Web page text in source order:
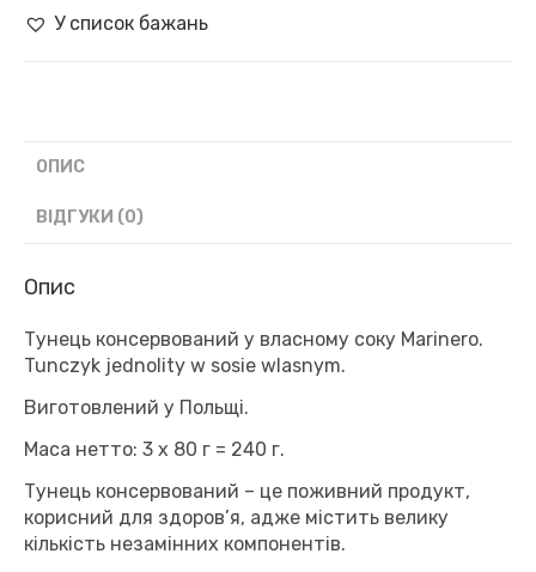
кількість
У список бажань
ОПИС
ВІДГУКИ (0)
Опис
Тунець консервований у власному соку Marinero.
Tunczyk jednolity w sosie wlasnym.
Виготовлений у Польщі.
Маса нетто: 3 х 80 г = 240 г.
Тунець консервований – це поживний продукт,
корисний для здоров’я, адже містить велику
кількість незамінних компонентів.